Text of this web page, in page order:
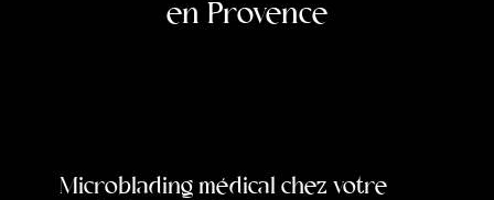
en Provence
Microblading médical chez votre